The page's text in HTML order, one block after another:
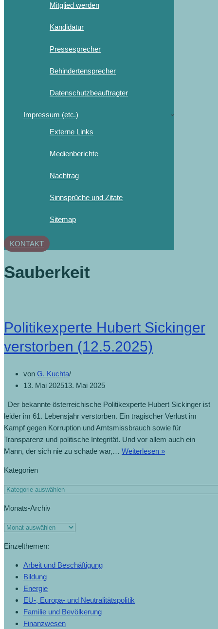
Mitglied werden
Kandidatur
Pressesprecher
Behindertensprecher
Datenschutzbeauftragter
Impressum (etc.)
Externe Links
Medienberichte
Nachtrag
Sinnsprüche und Zitate
Sitemap
KONTAKT
Sauberkeit
Politikexperte Hubert Sickinger
verstorben (12.5.2025)
von G. Kuchta
13. Mai 202513. Mai 2025
Der bekannte österreichische Politikexperte Hubert Sickinger ist
leider im 61. Lebensjahr verstorben. Ein tragischer Verlust im
Kampf gegen Korruption und Amtsmissbrauch sowie für
Transparenz und politische Integrität. Und vor allem auch ein
Mann, der sich nie zu schade war,… Weiterlesen »
Kategorien
Monats-Archiv
Einzelthemen:
Arbeit und Beschäftigung
Bildung
Energie
EU-, Europa- und Neutralitätspolitik
Familie und Bevölkerung
Finanzwesen